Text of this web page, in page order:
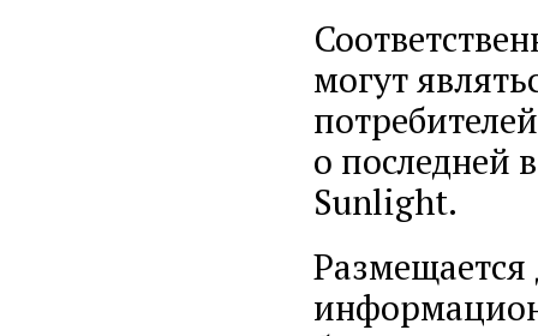
могут
о последней
Sunlight.